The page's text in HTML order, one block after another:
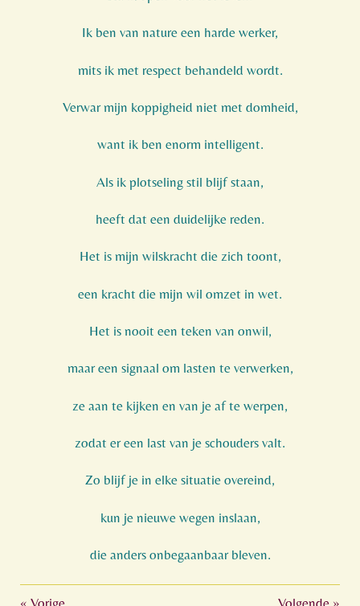
Ik ben van nature een harde werker,
mits ik met respect behandeld wordt.
Verwar mijn koppigheid niet met domheid,
want ik ben enorm intelligent.
Als ik plotseling stil blijf staan,
heeft dat een duidelijke reden.
Het is mijn wilskracht die zich toont,
een kracht die mijn wil omzet in wet.
Het is nooit een teken van onwil,
maar een signaal om lasten te verwerken,
ze aan te kijken en van je af te werpen,
zodat er een last van je schouders valt.
Zo blijf je in elke situatie overeind,
kun je nieuwe wegen inslaan,
die anders onbegaanbaar bleven.